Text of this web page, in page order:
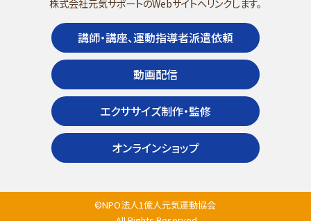
株式会社元気サポートのWebサイトへリンクします。
講師・講座、運動指導者派遣依頼
動画配信
エクササイズ制作・監修
オンラインショップ
©NPO法人1億人元気運動協会